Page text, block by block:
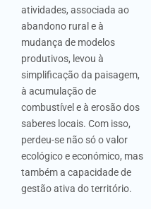
atividades, associada ao
abandono rural e à
mudança de modelos
produtivos, levou à
simplificação da paisagem,
à acumulação de
combustível e à erosão dos
saberes locais. Com isso,
perdeu-se não só o valor
ecológico e económico, mas
também a capacidade de
gestão ativa do território.